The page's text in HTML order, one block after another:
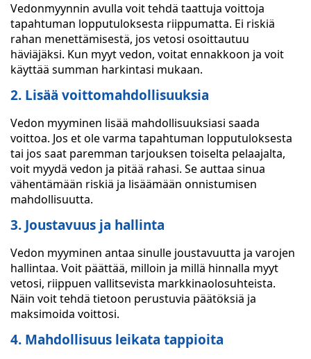
Vedonmyynnin avulla voit tehdä taattuja voittoja
tapahtuman lopputuloksesta riippumatta. Ei riskiä
rahan menettämisestä, jos vetosi osoittautuu
häviäjäksi. Kun myyt vedon, voitat ennakkoon ja voit
käyttää summan harkintasi mukaan.
2. Lisää voittomahdollisuuksia
Vedon myyminen lisää mahdollisuuksiasi saada
voittoa. Jos et ole varma tapahtuman lopputuloksesta
tai jos saat paremman tarjouksen toiselta pelaajalta,
voit myydä vedon ja pitää rahasi. Se auttaa sinua
vähentämään riskiä ja lisäämään onnistumisen
mahdollisuutta.
3. Joustavuus ja hallinta
Vedon myyminen antaa sinulle joustavuutta ja varojen
hallintaa. Voit päättää, milloin ja millä hinnalla myyt
vetosi, riippuen vallitsevista markkinaolosuhteista.
Näin voit tehdä tietoon perustuvia päätöksiä ja
maksimoida voittosi.
4. Mahdollisuus leikata tappioita